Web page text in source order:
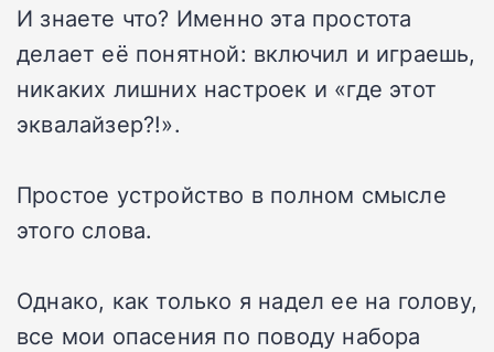
И знаете что? Именно эта простота
делает её понятной: включил и играешь,
никаких лишних настроек и «где этот
эквалайзер?!».
Простое устройство в полном смысле
этого слова.
Однако, как только я надел ее на голову,
все мои опасения по поводу набора